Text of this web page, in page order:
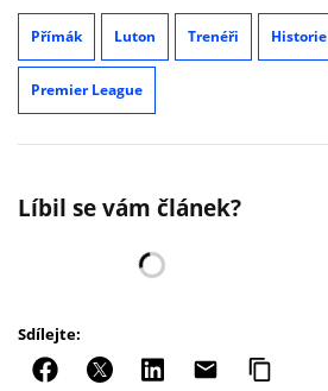
Přímák Luton Trenéři Historie
Premier League
Líbil se vám článek?
Sdílejte: